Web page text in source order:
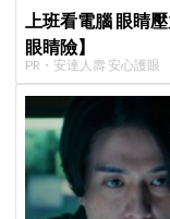
上班看電腦 眼睛
眼睛險】
PR・安達人壽 安心護眼